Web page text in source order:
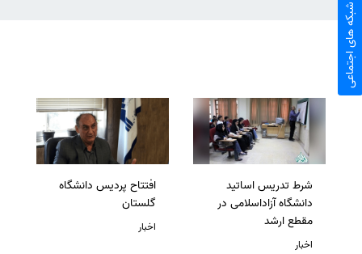
شرط تدریس اساتید
دانشگاه آزاداسلامی در
مقطع ارشد
اخبار
افتتاح پردیس دانشگاه
گلستان
اخبار
شبکه های اجتماعی